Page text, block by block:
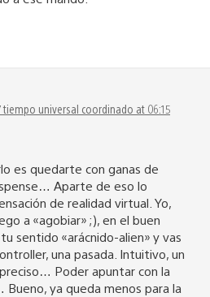
tiempo universal coordinado at 06:15
es quedarte con ganas de
Aparte de eso lo
de realidad virtual. Yo,
a «agobiar» ;), en el buen
sentido «arácnido-alien» y vas
una pasada. Intuitivo, un
Poder apuntar con la
ya queda menos para la